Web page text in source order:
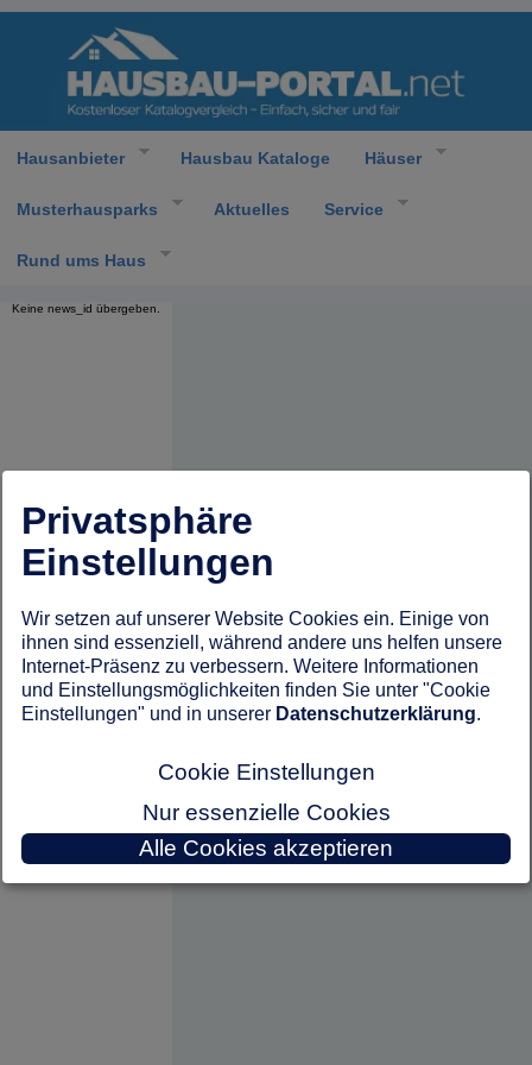
Hausanbieter Hausbau Kataloge Häuser
Musterhausparks Aktuelles Service
Rund ums Haus
Keine news_id übergeben.
Privatsphäre
Einstellungen
Wir setzen auf unserer Website Cookies ein. Einige von
ihnen sind essenziell, während andere uns helfen unsere
Internet-Präsenz zu verbessern. Weitere Informationen
und Einstellungsmöglichkeiten finden Sie unter "Cookie
Einstellungen" und in unserer Datenschutzerklärung.
Cookie Einstellungen
Nur essenzielle Cookies
Alle Cookies akzeptieren